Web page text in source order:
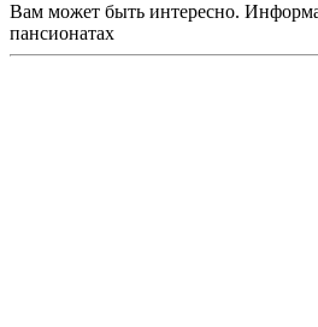
Вам может быть интересно.
пансионатах